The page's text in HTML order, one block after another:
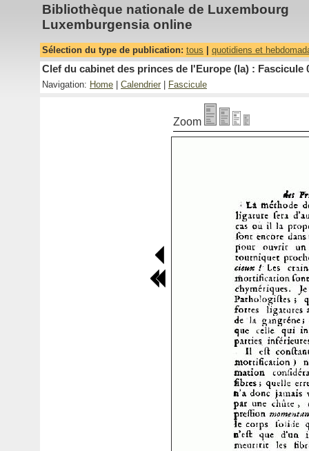
Bibliothèque nationale de Luxembourg
Luxemburgensia online
Sélection du type de publication: tous quotidiens et
Clef du cabinet des princes de l'Europe (la) : Fascicule
Navigation: Home Calendrier Fascicule
Zoom